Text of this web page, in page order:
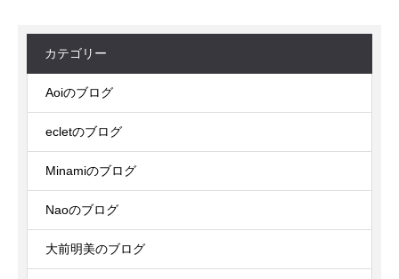
カテゴリー
Aoiのブログ
ecletのブログ
Minamiのブログ
Naoのブログ
大前明美のブログ